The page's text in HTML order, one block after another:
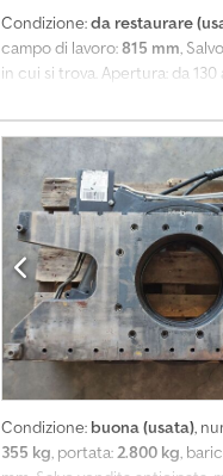
Condizione:da restaurare
campo di lavoro:815 mm,
in cui si trova. Apertura: da
Condizione: buona (usata),
355 kg, portata:2.800 kg,